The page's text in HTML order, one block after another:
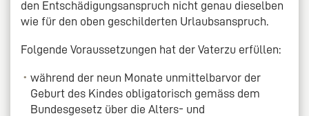
den Entschädigungsanspruch nicht genau dieselben
wie für den oben geschilderten Urlaubsanspruch.
Folgende Voraussetzungen hat der Vaterzu erfüllen:
während der neun Monate unmittelbarvor der
Geburt des Kindes obligatorisch gemäss dem
Bundesgesetz über die Alters- und